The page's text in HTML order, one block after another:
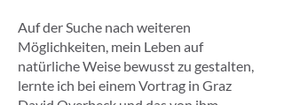
Auf der Suche nach weiteren
Möglichkeiten, mein Leben auf
natürliche Weise bewusst zu gestalten,
lernte ich bei einem Vortrag in Graz